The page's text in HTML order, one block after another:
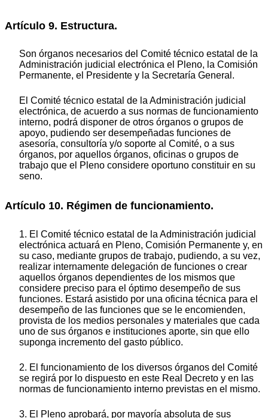
Artículo 9. Estructura.
Son órganos necesarios del Comité técnico estatal de la
Administración judicial electrónica el Pleno, la Comisión
Permanente, el Presidente y la Secretaría General.
El Comité técnico estatal de la Administración judicial
electrónica, de acuerdo a sus normas de funcionamiento
interno, podrá disponer de otros órganos o grupos de
apoyo, pudiendo ser desempeñadas funciones de
asesoría, consultoría y/o soporte al Comité, o a sus
órganos, por aquellos órganos, oficinas o grupos de
trabajo que el Pleno considere oportuno constituir en su
seno.
Artículo 10. Régimen de funcionamiento.
1. El Comité técnico estatal de la Administración judicial
electrónica actuará en Pleno, Comisión Permanente y, en
su caso, mediante grupos de trabajo, pudiendo, a su vez,
realizar internamente delegación de funciones o crear
aquellos órganos dependientes de los mismos que
considere preciso para el óptimo desempeño de sus
funciones. Estará asistido por una oficina técnica para el
desempeño de las funciones que se le encomienden,
provista de los medios personales y materiales que cada
uno de sus órganos e instituciones aporte, sin que ello
suponga incremento del gasto público.
2. El funcionamiento de los diversos órganos del Comité
se regirá por lo dispuesto en este Real Decreto y en las
normas de funcionamiento interno previstas en el mismo.
3. El Pleno aprobará, por mayoría absoluta de sus